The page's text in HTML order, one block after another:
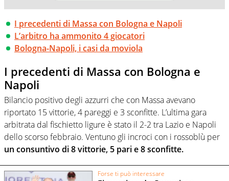
I precedenti di Massa con Bologna e Napoli
L’arbitro ha ammonito 4 giocatori
Bologna-Napoli, i casi da moviola
I precedenti di Massa con Bologna e
Napoli
Bilancio positivo degli azzurri che con Massa avevano
riportato 15 vittorie, 4 pareggi e 3 sconfitte. L’ultima gara
arbitrata dal fischietto ligure è stato il 2-2 tra Lazio e Napoli
dello scorso febbraio. Ventuno gli incroci con i rossoblù per
un consuntivo di 8 vittorie, 5 pari e 8 sconfitte.
Forse ti può interessare